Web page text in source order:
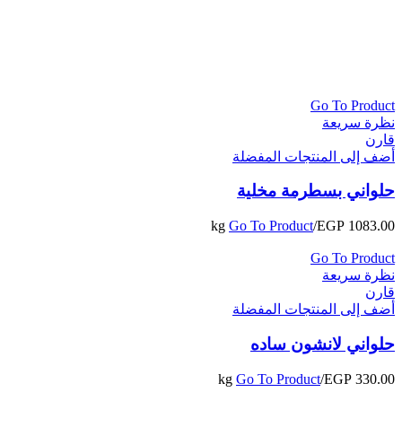
Go To Product
نظرة سريعة
قارن
أضف إلى المنتجات المفضلة
حلواني بسطرمة مخلية
EGP 1083.00
/kg
Go To Product
Go To Product
نظرة سريعة
قارن
أضف إلى المنتجات المفضلة
حلواني لانشون ساده
EGP 330.00
/kg
Go To Product